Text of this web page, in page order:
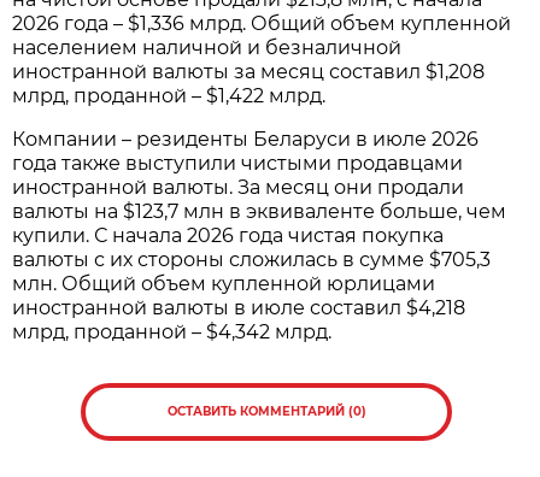
2026 года – $1,336 млрд. Общий объем купленной
населением наличной и безналичной
иностранной валюты за месяц составил $1,208
млрд, проданной – $1,422 млрд.
Компании – резиденты Беларуси в июле 2026
года также выступили чистыми продавцами
иностранной валюты. За месяц они продали
валюты на $123,7 млн в эквиваленте больше, чем
купили. С начала 2026 года чистая покупка
валюты с их стороны сложилась в сумме $705,3
млн. Общий объем купленной юрлицами
иностранной валюты в июле составил $4,218
млрд, проданной – $4,342 млрд.
ОСТАВИТЬ КОММЕНТАРИЙ (0)